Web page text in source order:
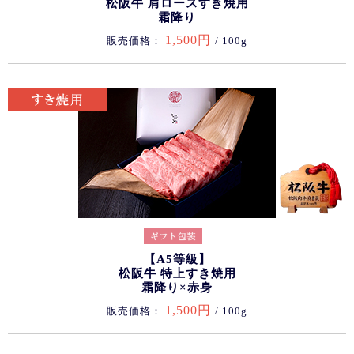
松阪牛 肩ロースすき焼用
霜降り
販売価格： 1,500円 / 100g
【A5等級】
松阪牛 特上すき焼用
霜降り×赤身
販売価格： 1,500円 / 100g